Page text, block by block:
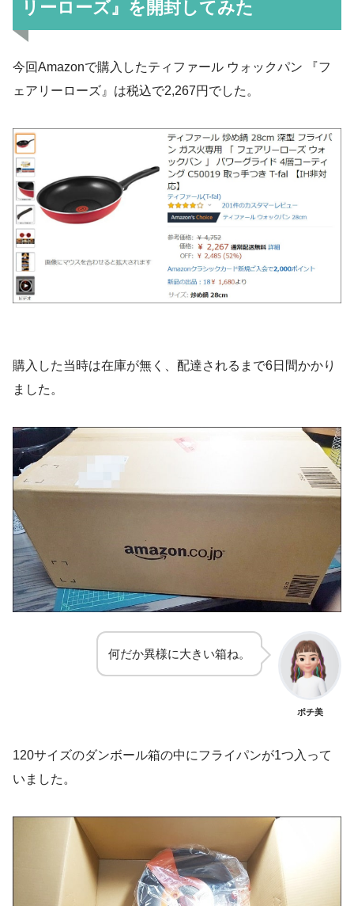
リーローズ』を開封してみた
今回Amazonで購入したティファール ウォックパン 『フ
ェアリーローズ』は税込で2,267円でした。
購入した当時は在庫が無く、配達されるまで6日間かかり
ました。
何だか異様に大きい箱ね。
ポチ美
120サイズのダンボール箱の中にフライパンが1つ入って
いました。